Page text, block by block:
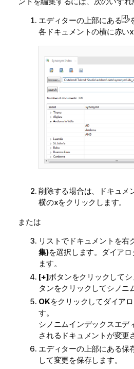
エディターの上部にある
各ドキュメントの横に赤いx
削除する場合は、ドキュメ
横のxをクリックします。
または
リストでドキュメントを右
集)を選択します。ダイア
ます。
[+]ボタンをクリックしてシ
タンをクリックしてシノニ
OKをクリックしてダイア
す。
シノニムインデックスエデ
されるドキュメントが変更
エディターの上部にある保
して変更を保存します。